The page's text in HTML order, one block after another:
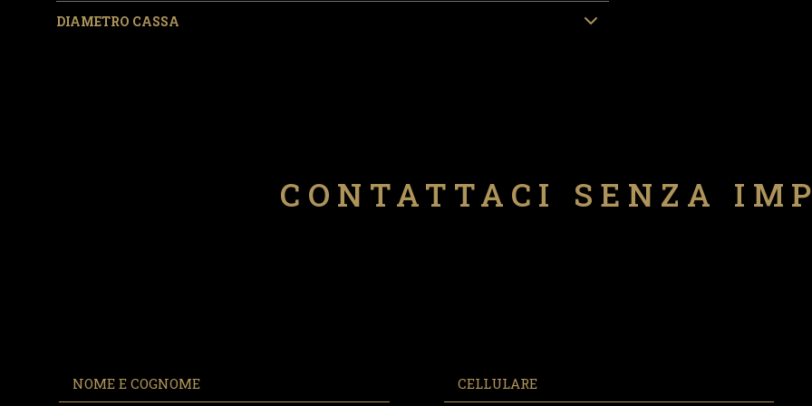
DIAMETRO CASSA
CONTATTACI SENZA